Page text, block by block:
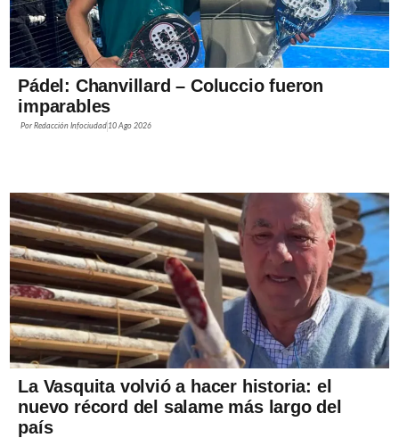
Pádel: Chanvillard – Coluccio fueron
imparables
PorRedacción Infociudad 10 Ago 2026
La Vasquita volvió a hacer historia: el
nuevo récord del salame más largo del
país